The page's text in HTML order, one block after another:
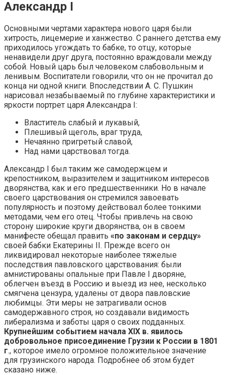
Александр I
Основными чертами характера нового царя были
хитрость, лицемерие и ханжество. С раннего детства ему
приходилось угождать то бабке, то отцу, которые
ненавидели друг друга, постоянно враждовали между
собой. Новый царь был человеком слабовольным и
ленивым. Воспитатели говорили, что он не прочитал до
конца ни одной книги. Впоследствии А. С. Пушкин
нарисовал незабываемый по глубине характеристики и
яркости портрет царя Александра I:
Властитель слабый и лукавый,
Плешивый щеголь, враг труда,
Нечаянно пригретый славой,
Над нами царствовал тогда.
Александр I был таким же самодержцем и
крепостником, выразителем и защитником интересов
дворянства, как и его предшественники. Но в начале
своего царствования он стремился завоевать
популярность и поэтому действовал более тонкими
методами, чем его отец. Чтобы привлечь на свою
сторону широкие круги дворянства, он в своем
манифесте обещал править «по законам и сердцу»
своей бабки Екатерины II. Прежде всего он
ликвидировал некоторые наиболее тяжелые
последствия павловского царствования: были
амнистированы опальные при Павле I дворяне,
облегчен въезд в Россию и выезд из нее, несколько
смягчена цензура, удалены от двора павловские
любимцы. Эти меры не затрагивали основ
самодержавного строя, но создавали видимость
либерализма и заботы царя о своих подданных.
Крупнейшим событием начала XIX в. явилось
добровольное присоединение Грузии к России в 1801
г., которое имело огромное положительное значение
для грузинского народа. Подробнее об этом будет
сказано ниже.